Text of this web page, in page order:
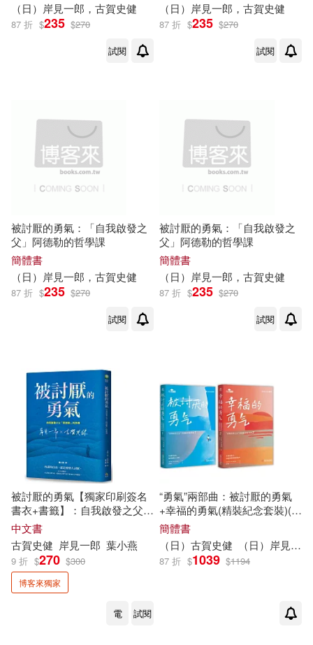
（日） 岸見一郎 ， 古賀史健
87 折 $235 $270
試閱
（日） 岸見一郎 ， 古賀史健
87 折 $235 $270
試閱
被討厭的勇氣：「自我啟發之
父」阿德勒的哲學課
簡體書
（日） 岸見一郎 ， 古賀史健
87 折 $235 $270
試閱
被討厭的勇氣：「自我啟發之
父」阿德勒的哲學課
簡體書
（日） 岸見一郎 ， 古賀史健
87 折 $235 $270
試閱
被討厭的勇氣【獨家印刷簽名
書衣+書籤】：自我啟發之父
「阿德勒」的教導(全臺熱銷
100萬冊，附「勇氣人生現在開
始」書籤組)
中文書
古賀史健 岸見一郎 葉小燕
9 折 $270 $300
博客來獨家
電 試閱
“勇氣”兩部曲：被討厭的勇氣
+幸福的勇氣(精裝紀念套裝)(全
二冊)
簡體書
（日） 古賀史健 （日） 岸見一郎
87 折 $1039 $1194